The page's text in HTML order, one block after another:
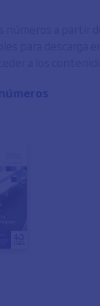
a partir